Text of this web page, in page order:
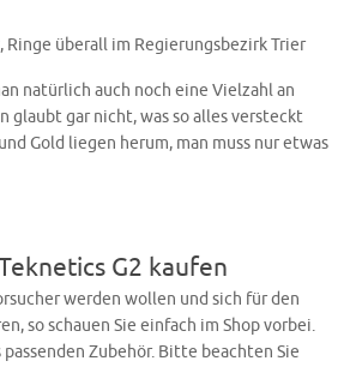
Ringe überall im Regierungsbezirk Trier
natürlich auch noch eine Vielzahl an
glaubt gar nicht, was so alles versteckt
Gold liegen herum, man muss nur etwas
G2 kaufen
werden wollen und sich für den
so schauen Sie einfach im Shop vorbei.
Zubehör. Bitte beachten Sie